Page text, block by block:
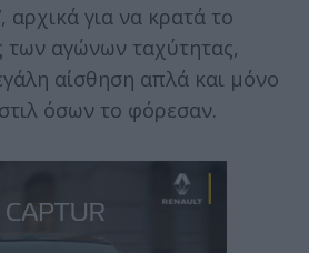
αρχικά για να κρατά το
των αγώνων ταχύτητας,
αίσθηση απλά και μόνο
όσων το φόρεσαν.